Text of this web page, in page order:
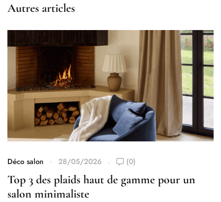
Autres articles
Déco salon 28/05/2026 (0)
Top 3 des plaids haut de gamme pour un
salon minimaliste